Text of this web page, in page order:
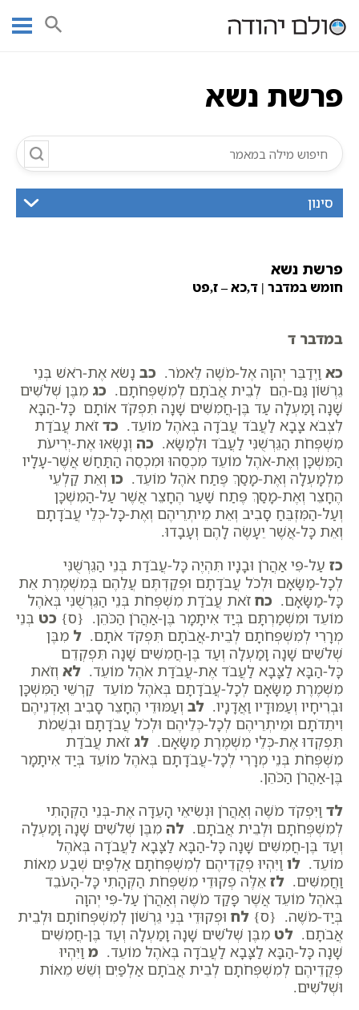
עמוד ראשי אוצר הכתבים
תנ"ך מנוקד
פרשת נשא
פרשת נשא
פרשת נשא
חומש במדבר | ד,כא – ז,פט
במדבר ד
כא וַיְדַבֵּר יְהוָה אֶל-מֹשֶׁה לֵּאמֹר. כב נָשֹׂא אֶת-רֹאשׁ בְּנֵי
גֵרְשׁוֹן גַּם-הֵם לְבֵית אֲבֹתָם לְמִשְׁפְּחֹתָם. כג מִבֶּן שְׁלֹשִׁים
שָׁנָה וָמַעְלָה עַד בֶּן-חֲמִשִּׁים שָׁנָה תִּפְקֹד אוֹתָם כָּל-הַבָּא
לִצְבֹא צָבָא לַעֲבֹד עֲבֹדָה בְּאֹהֶל מוֹעֵד. כד זֹאת עֲבֹדַת
מִשְׁפְּחֹת הַגֵּרְשֻׁנִּי לַעֲבֹד וּלְמַשָּׂא. כה וְנָשְׂאוּ אֶת-יְרִיעֹת
הַמִּשְׁכָּן וְאֶת-אֹהֶל מוֹעֵד מִכְסֵהוּ וּמִכְסֵה הַתַּחַשׁ אֲשֶׁר-עָלָיו
מִלְמָעְלָה וְאֶת-מָסַךְ פֶּתַח אֹהֶל מוֹעֵד. כו וְאֵת קַלְעֵי
הֶחָצֵר וְאֶת-מָסַךְ פֶּתַח שַׁעַר הֶחָצֵר אֲשֶׁר עַל-הַמִּשְׁכָּן
וְעַל-הַמִּזְבֵּחַ סָבִיב וְאֵת מֵיתְרֵיהֶם וְאֶת-כָּל-כְּלֵי עֲבֹדָתָם
וְאֵת כָּל-אֲשֶׁר יֵעָשֶׂה לָהֶם וְעָבָדוּ.
כז עַל-פִּי אַהֲרֹן וּבָנָיו תִּהְיֶה כָּל-עֲבֹדַת בְּנֵי הַגֵּרְשֻׁנִּי
לְכָל-מַשָּׂאָם וּלְכֹל עֲבֹדָתָם וּפְקַדְתֶּם עֲלֵהֶם בְּמִשְׁמֶרֶת אֵת
כָּל-מַשָּׂאָם. כח זֹאת עֲבֹדַת מִשְׁפְּחֹת בְּנֵי הַגֵּרְשֻׁנִּי בְּאֹהֶל
מוֹעֵד וּמִשְׁמַרְתָּם בְּיַד אִיתָמָר בֶּן-אַהֲרֹן הַכֹּהֵן. {ס} כט בְּנֵי
מְרָרִי לְמִשְׁפְּחֹתָם לְבֵית-אֲבֹתָם תִּפְקֹד אֹתָם. ל מִבֶּן
שְׁלֹשִׁים שָׁנָה וָמַעְלָה וְעַד בֶּן-חֲמִשִּׁים שָׁנָה תִּפְקְדֵם
כָּל-הַבָּא לַצָּבָא לַעֲבֹד אֶת-עֲבֹדַת אֹהֶל מוֹעֵד. לא וְזֹאת
מִשְׁמֶרֶת מַשָּׂאָם לְכָל-עֲבֹדָתָם בְּאֹהֶל מוֹעֵד קַרְשֵׁי הַמִּשְׁכָּן
וּבְרִיחָיו וְעַמּוּדָיו וַאֲדָנָיו. לב וְעַמּוּדֵי הֶחָצֵר סָבִיב וְאַדְנֵיהֶם
וִיתֵדֹתָם וּמֵיתְרֵיהֶם לְכָל-כְּלֵיהֶם וּלְכֹל עֲבֹדָתָם וּבְשֵׁמֹת
תִּפְקְדוּ אֶת-כְּלֵי מִשְׁמֶרֶת מַשָּׂאָם. לג זֹאת עֲבֹדַת
מִשְׁפְּחֹת בְּנֵי מְרָרִי לְכָל-עֲבֹדָתָם בְּאֹהֶל מוֹעֵד בְּיַד אִיתָמָר
בֶּן-אַהֲרֹן הַכֹּהֵן.
לד וַיִּפְקֹד מֹשֶׁה וְאַהֲרֹן וּנְשִׂיאֵי הָעֵדָה אֶת-בְּנֵי הַקְּהָתִי
לְמִשְׁפְּחֹתָם וּלְבֵית אֲבֹתָם. לה מִבֶּן שְׁלֹשִׁים שָׁנָה וָמַעְלָה
וְעַד בֶּן-חֲמִשִּׁים שָׁנָה כָּל-הַבָּא לַצָּבָא לַעֲבֹדָה בְּאֹהֶל
מוֹעֵד. לו וַיִּהְיוּ פְקֻדֵיהֶם לְמִשְׁפְּחֹתָם אַלְפַּיִם שְׁבַע מֵאוֹת
וַחֲמִשִּׁים. לז אֵלֶּה פְקוּדֵי מִשְׁפְּחֹת הַקְּהָתִי כָּל-הָעֹבֵד
בְּאֹהֶל מוֹעֵד אֲשֶׁר פָּקַד מֹשֶׁה וְאַהֲרֹן עַל-פִּי יְהוָה
בְּיַד-מֹשֶׁה. {ס} לח וּפְקוּדֵי בְּנֵי גֵרְשׁוֹן לְמִשְׁפְּחוֹתָם וּלְבֵית
אֲבֹתָם. לט מִבֶּן שְׁלֹשִׁים שָׁנָה וָמַעְלָה וְעַד בֶּן-חֲמִשִּׁים
שָׁנָה כָּל-הַבָּא לַצָּבָא לַעֲבֹדָה בְּאֹהֶל מוֹעֵד. מ וַיִּהְיוּ
פְּקֻדֵיהֶם לְמִשְׁפְּחֹתָם לְבֵית אֲבֹתָם אַלְפַּיִם וְשֵׁשׁ מֵאוֹת
וּשְׁלֹשִׁים.
סינון